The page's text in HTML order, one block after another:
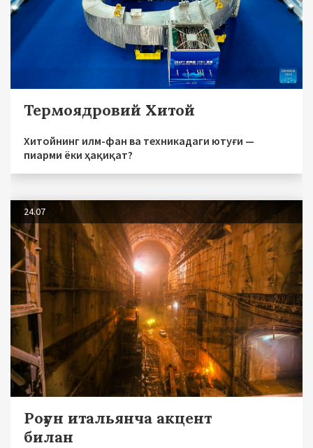
Термоядровий Хитой
Хитойнинг илм-фан ва техникадаги ютуғи —
пиарми ёки ҳақиқат?
24.07
Роғун итальянча акцент
билан